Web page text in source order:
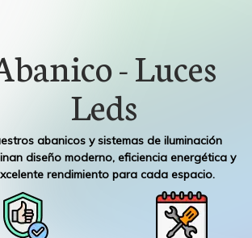
- Luces
Leds
abanicos y sistemas de iluminación
diseño moderno, eficiencia energética y
rendimiento para cada espacio.